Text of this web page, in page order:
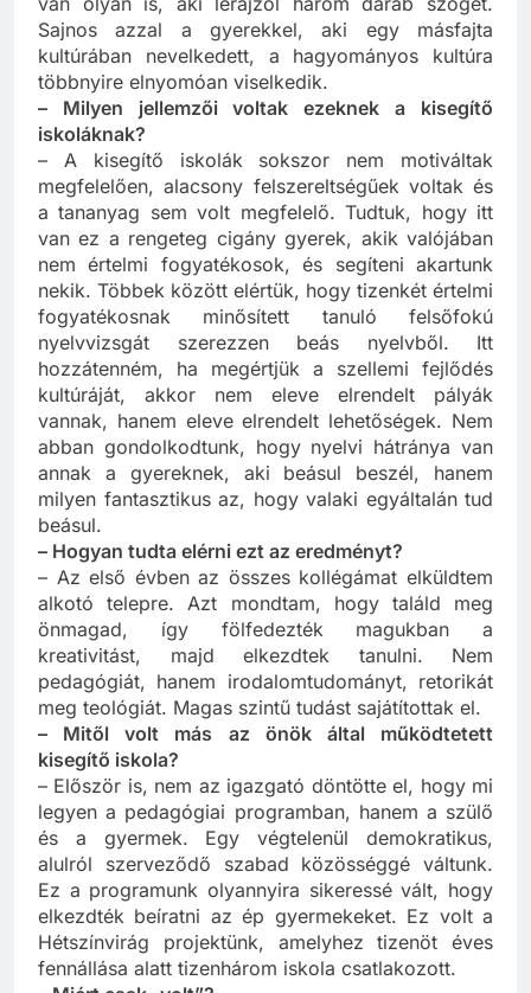
van olyan is, aki lerajzol három darab szöget.
Sajnos azzal a gyerekkel, aki egy másfajta
kultúrában nevelkedett, a hagyományos kultúra
többnyire elnyomóan viselkedik.
– Milyen jellemzői voltak ezeknek a kisegítő
iskoláknak?
– A kisegítő iskolák sokszor nem motiváltak
megfelelően, alacsony felszereltségűek voltak és
a tananyag sem volt megfelelő. Tudtuk, hogy itt
van ez a rengeteg cigány gyerek, akik valójában
nem értelmi fogyatékosok, és segíteni akartunk
nekik. Többek között elértük, hogy tizenkét értelmi
fogyatékosnak minősített tanuló felsőfokú
nyelvvizsgát szerezzen beás nyelvből. Itt
hozzátenném, ha megértjük a szellemi fejlődés
kultúráját, akkor nem eleve elrendelt pályák
vannak, hanem eleve elrendelt lehetőségek. Nem
abban gondolkodtunk, hogy nyelvi hátránya van
annak a gyereknek, aki beásul beszél, hanem
milyen fantasztikus az, hogy valaki egyáltalán tud
beásul.
– Hogyan tudta elérni ezt az eredményt?
– Az első évben az összes kollégámat elküldtem
alkotó telepre. Azt mondtam, hogy találd meg
önmagad, így fölfedezték magukban a
kreativitást, majd elkezdtek tanulni. Nem
pedagógiát, hanem irodalomtudományt, retorikát
meg teológiát. Magas szintű tudást sajátítottak el.
– Mitől volt más az önök által működtetett
kisegítő iskola?
– Először is, nem az igazgató döntötte el, hogy mi
legyen a pedagógiai programban, hanem a szülő
és a gyermek. Egy végtelenül demokratikus,
alulról szerveződő szabad közösséggé váltunk.
Ez a programunk olyannyira sikeressé vált, hogy
elkezdték beíratni az ép gyermekeket. Ez volt a
Hétszínvirág projektünk, amelyhez tizenöt éves